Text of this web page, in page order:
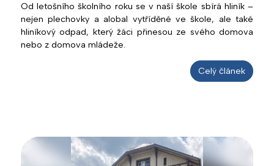
Od letošního školního roku se v naší škole sbírá hliník –
nejen plechovky a alobal vytříděné ve škole, ale také
hliníkový odpad, který žáci přinesou ze svého domova
nebo z domova mládeže.
Celý článek